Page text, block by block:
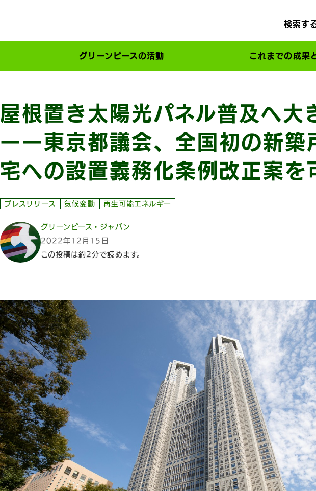
検索す
グリーンピースの活動 これまでの成果
屋根置き太陽光パネル普及へ大
ーー東京都議会、全国初の新築
宅への設置義務化条例改正案を
プレスリリース 気候変動 再生可能エネルギー
グリーンピース・ジャパン
2022年12月15日
この投稿は約2分で読めます。